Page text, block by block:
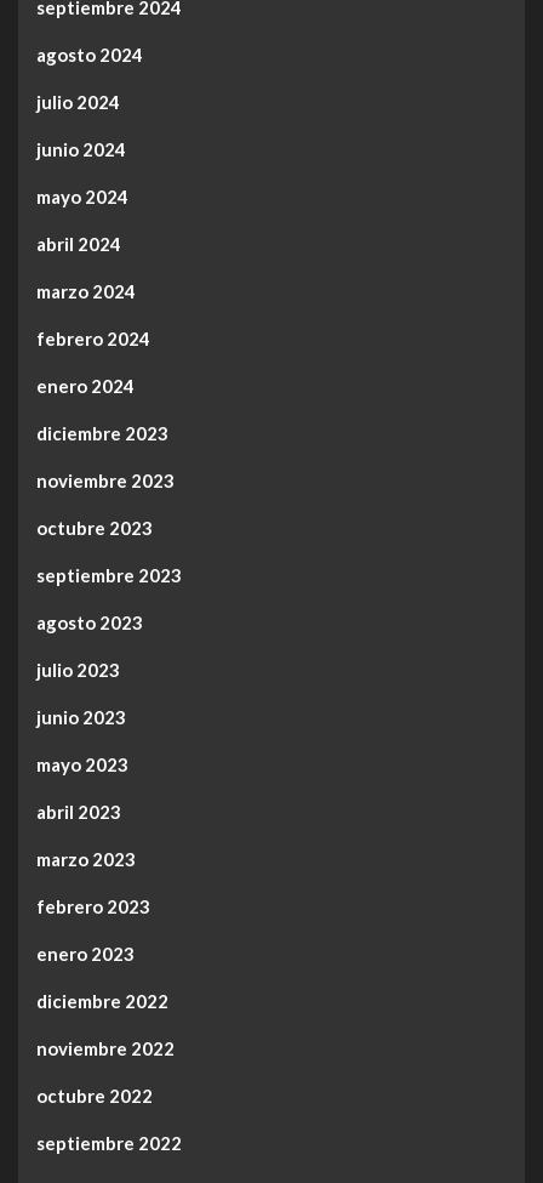
septiembre 2024
agosto 2024
julio 2024
junio 2024
mayo 2024
abril 2024
marzo 2024
febrero 2024
enero 2024
diciembre 2023
noviembre 2023
octubre 2023
septiembre 2023
agosto 2023
julio 2023
junio 2023
mayo 2023
abril 2023
marzo 2023
febrero 2023
enero 2023
diciembre 2022
noviembre 2022
octubre 2022
septiembre 2022